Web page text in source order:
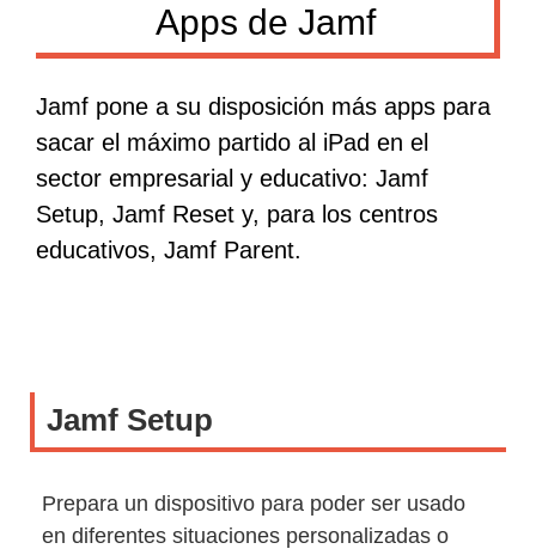
Apps de Jamf
Jamf pone a su disposición más apps para
sacar el máximo partido al iPad en el
sector empresarial y educativo: Jamf
Setup, Jamf Reset y, para los centros
educativos, Jamf Parent.
Jamf Setup
Prepara un dispositivo para poder ser usado
en diferentes situaciones personalizadas o